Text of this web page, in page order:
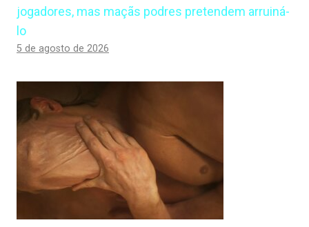
jogadores, mas maçãs podres pretendem arruiná-
lo
5 de agosto de 2026